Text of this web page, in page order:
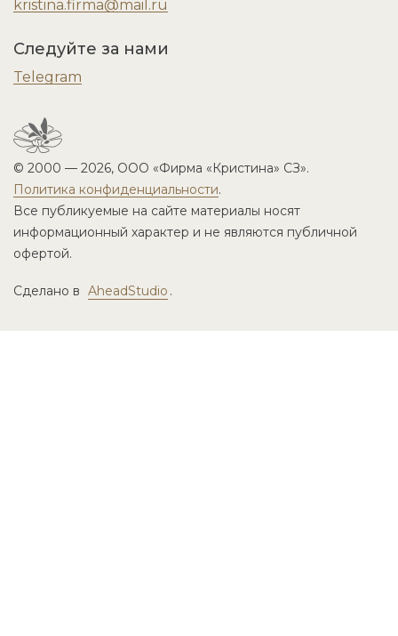
kristina.firma@mail.ru
Следуйте за нами
Telegram
© 2000 — 2026, ООО «Фирма «Кристина» СЗ».
Политика конфиденциальности.
Все публикуемые на сайте материалы носят
информационный характер и не являются публичной
офертой.
Сделано в AheadStudio .